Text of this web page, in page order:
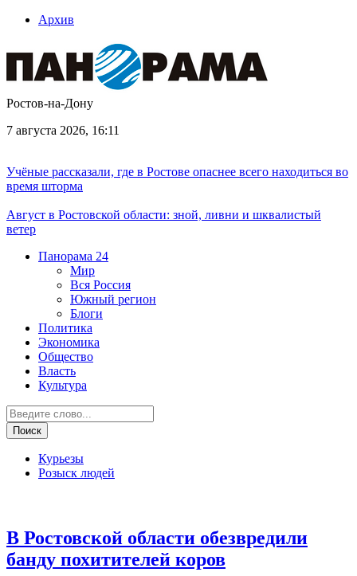
Архив
Ростов-на-Дону
7 августа 2026, 16:11
Учёные рассказали, где в Ростове опаснее всего находиться во
время шторма
Август в Ростовской области: зной, ливни и шквалистый
ветер
Панорама 24
Мир
Вся Россия
Южный регион
Блоги
Политика
Экономика
Общество
Власть
Культура
Курьезы
Розыск людей
В Ростовской области обезвредили
банду похитителей коров